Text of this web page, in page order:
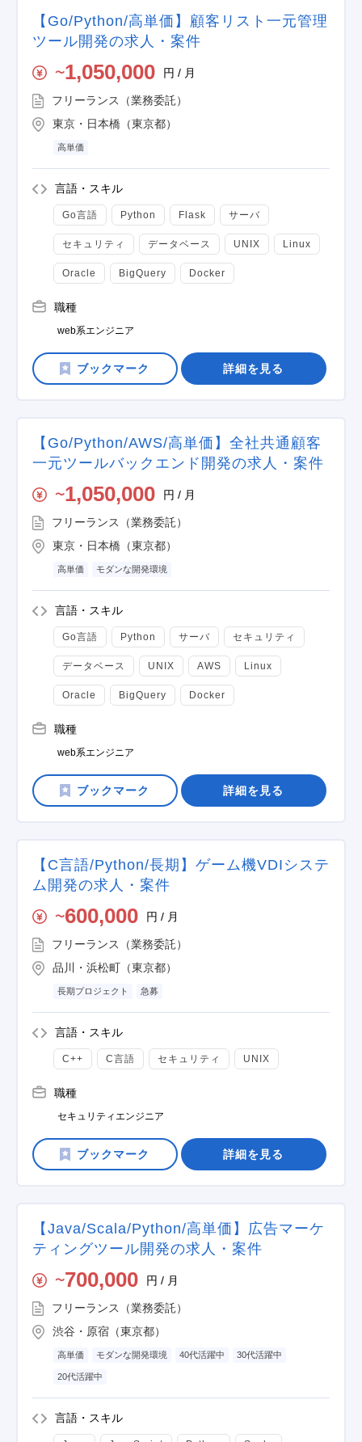
【Go/Python/高単価】顧客リスト一元管理
ツール開発の求人・案件
〜1,050,000 円 / 月
フリーランス（業務委託）
東京・日本橋（東京都）
高単価
言語・スキル
Go言語 Python Flask サーバ
セキュリティ データベース UNIX Linux
Oracle BigQuery Docker
職種
web系エンジニア
詳細を見る
【Go/Python/AWS/高単価】全社共通顧客
一元ツールバックエンド開発の求人・案件
〜1,050,000 円 / 月
フリーランス（業務委託）
東京・日本橋（東京都）
高単価 モダンな開発環境
言語・スキル
Go言語 Python サーバ セキュリティ
データベース UNIX AWS Linux
Oracle BigQuery Docker
職種
web系エンジニア
詳細を見る
【C言語/Python/長期】ゲーム機VDIシステ
ム開発の求人・案件
〜600,000 円 / 月
フリーランス（業務委託）
品川・浜松町（東京都）
長期プロジェクト 急募
言語・スキル
C++ C言語 セキュリティ UNIX
職種
セキュリティエンジニア
詳細を見る
【Java/Scala/Python/高単価】広告マーケ
ティングツール開発の求人・案件
〜700,000 円 / 月
フリーランス（業務委託）
渋谷・原宿（東京都）
高単価 モダンな開発環境 40代活躍中 30代活躍中
20代活躍中
言語・スキル